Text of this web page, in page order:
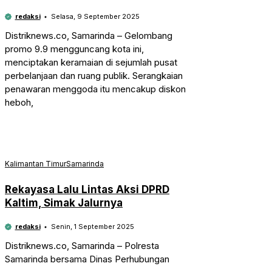
redaksi Selasa, 9 September 2025
Distriknews.co, Samarinda – Gelombang
promo 9.9 mengguncang kota ini,
menciptakan keramaian di sejumlah pusat
perbelanjaan dan ruang publik. Serangkaian
penawaran menggoda itu mencakup diskon
heboh,
Kalimantan TimurSamarinda
Rekayasa Lalu Lintas Aksi DPRD
Kaltim, Simak Jalurnya
redaksi Senin, 1 September 2025
Distriknews.co, Samarinda – Polresta
Samarinda bersama Dinas Perhubungan